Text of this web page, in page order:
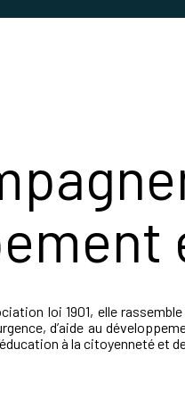
loi 1901, elle
d’aide au
à la citoyenneté et